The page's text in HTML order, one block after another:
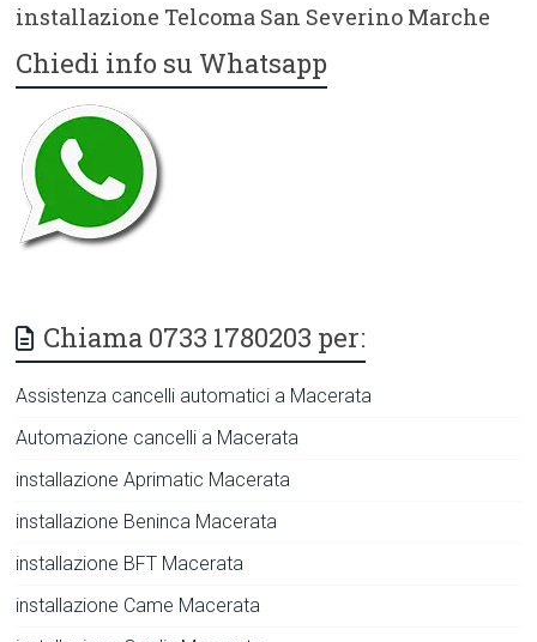
installazione Telcoma San Severino Marche
Chiedi info su Whatsapp
Chiama 0733 1780203 per:
Assistenza cancelli automatici a Macerata
Automazione cancelli a Macerata
installazione Aprimatic Macerata
installazione Beninca Macerata
installazione BFT Macerata
installazione Came Macerata